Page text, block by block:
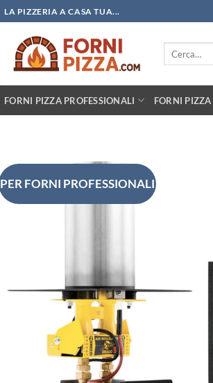
LA PIZZERIA A CASA TUA...
FORNI PIZZA PROFESSIONALI FORNI
PER FORNI PROFESSIONALI